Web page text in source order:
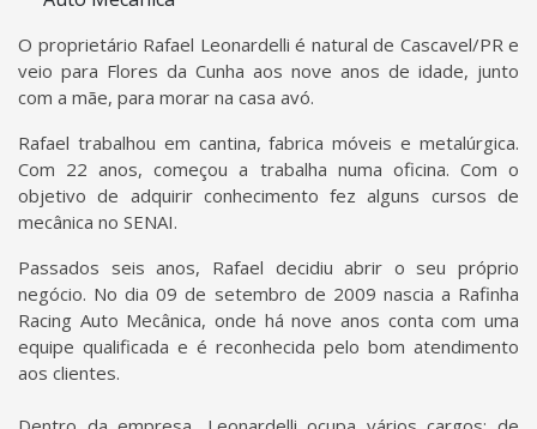
O proprietário Rafael Leonardelli é natural de Cascavel/PR e
veio para Flores da Cunha aos nove anos de idade, junto
com a mãe, para morar na casa avó.
Rafael trabalhou em cantina, fabrica móveis e metalúrgica.
Com 22 anos, começou a trabalha numa oficina. Com o
objetivo de adquirir conhecimento fez alguns cursos de
mecânica no SENAI.
Passados seis anos, Rafael decidiu abrir o seu próprio
negócio. No dia 09 de setembro de 2009 nascia a Rafinha
Racing Auto Mecânica, onde há nove anos conta com uma
equipe qualificada e é reconhecida pelo bom atendimento
aos clientes.